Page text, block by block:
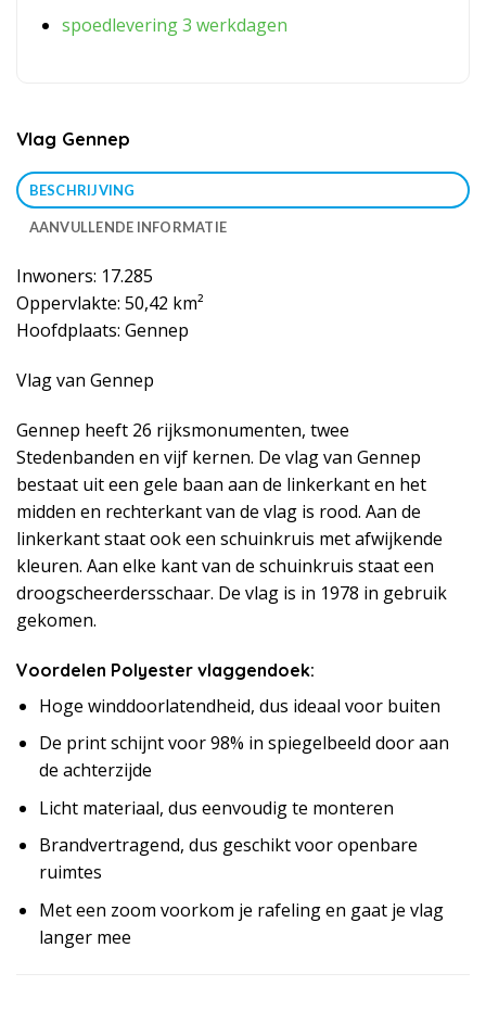
spoedlevering 3 werkdagen
Vlag Gennep
BESCHRIJVING
AANVULLENDE INFORMATIE
Inwoners: 17.285
Oppervlakte: 50,42 km²
Hoofdplaats: Gennep
Vlag van Gennep
Gennep heeft 26 rijksmonumenten, twee
Stedenbanden en vijf kernen. De vlag van Gennep
bestaat uit een gele baan aan de linkerkant en het
midden en rechterkant van de vlag is rood. Aan de
linkerkant staat ook een schuinkruis met afwijkende
kleuren. Aan elke kant van de schuinkruis staat een
droogscheerdersschaar. De vlag is in 1978 in gebruik
gekomen.
Voordelen Polyester vlaggendoek:
Hoge winddoorlatendheid, dus ideaal voor buiten
De print schijnt voor 98% in spiegelbeeld door aan
de achterzijde
Licht materiaal, dus eenvoudig te monteren
Brandvertragend, dus geschikt voor openbare
ruimtes
Met een zoom voorkom je rafeling en gaat je vlag
langer mee